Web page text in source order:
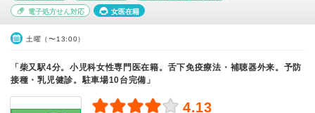
電子処方せん対応 女医在籍
土曜（〜13:00）
「柴又駅4分。小児科女性専門医在籍。舌下免疫療法・補聴器外来。予防
接種・乳児健診。駐車場10台完備」
4.13